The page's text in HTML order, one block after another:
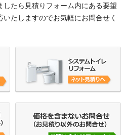
たら見積りフォーム内にある要望
たしますのでお気軽にお問合せく